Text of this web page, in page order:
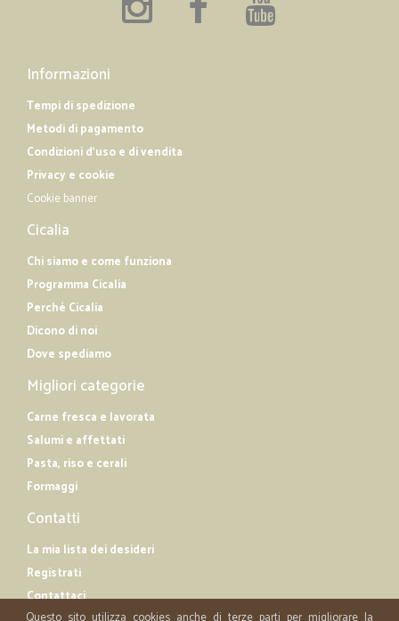
Informazioni
Tempi di spedizione
Metodi di pagamento
Condizioni d'uso e di vendita
Privacy e cookie
Cookie banner
Cicalia
Chi siamo e come funziona
Programma Cicalia
Perché Cicalia
Dicono di noi
Dove spediamo
Migliori categorie
Carne fresca e lavorata
Salumi e affettati
Pasta, riso e cerali
Formaggi
Contatti
La mia lista dei desideri
Registrati
Contattaci